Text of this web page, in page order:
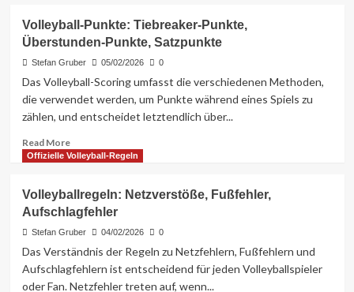
Punktevergabe
Historische
Variationen,
Entwicklung
der
Regeln,
Veränderungen
im
der
Zeit
Volleyball-Punkte: Tiebreaker-Punkte,
Überstunden-Punkte, Satzpunkte
Stefan Gruber 05/02/2026 0
Das Volleyball-Scoring umfasst die verschiedenen Methoden,
die verwendet werden, um Punkte während eines Spiels zu
zählen, und entscheidet letztendlich über...
Read MoreRead
more
Punkte:
Tiebreaker-
Punkte,
Überstunden-
Satzpunkte
Offizielle Volleyball-Regeln
Volleyballregeln: Netzverstöße, Fußfehler,
Aufschlagfehler
Stefan Gruber 04/02/2026 0
Das Verständnis der Regeln zu Netzfehlern, Fußfehlern und
Aufschlagfehlern ist entscheidend für jeden Volleyballspieler
oder Fan. Netzfehler treten auf, wenn...